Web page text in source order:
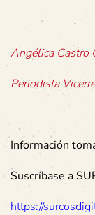
Angélica Castro
Periodista
Información
Suscríbase a
https://